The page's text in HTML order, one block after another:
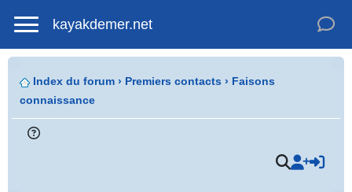
kayakdemer.net
Index du forum › Premiers contacts › Faisons
connaissance